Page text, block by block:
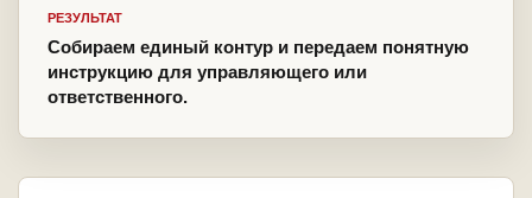
РЕЗУЛЬТАТ
Собираем единый контур и передаем понятную
инструкцию для управляющего или
ответственного.